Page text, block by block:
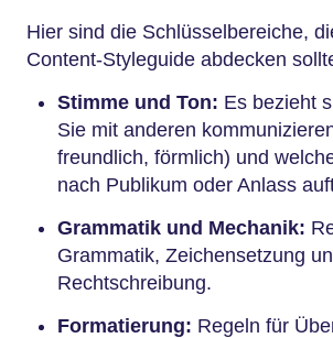
Hier sind die Schlüsselbereiche,
Content-Styleguide abdecken
Stimme und Ton: Es bezieht
Sie mit anderen
freundlich, förmlich) und
nach Publikum oder Anlass
Grammatik und Mechanik:
Grammatik, Zeichensetzung
Rechtschreibung.
Formatierung: Regeln für